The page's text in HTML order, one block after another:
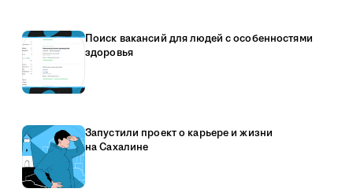
Поиск вакансий для людей с особенностями
здоровья
Запустили проект о карьере и жизни
на Сахалине